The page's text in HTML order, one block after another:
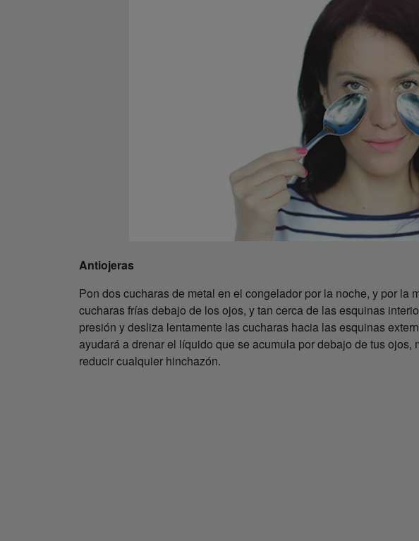
Antiojeras
Pon dos cucharas de metal en el congelador por la noche, y por la
cucharas frías debajo de los ojos, y tan cerca de las esquinas
presión y desliza lentamente las cucharas hacia las esquinas
ayudará a drenar el líquido que se acumula por debajo de tus ojos,
reducir cualquier hinchazón.